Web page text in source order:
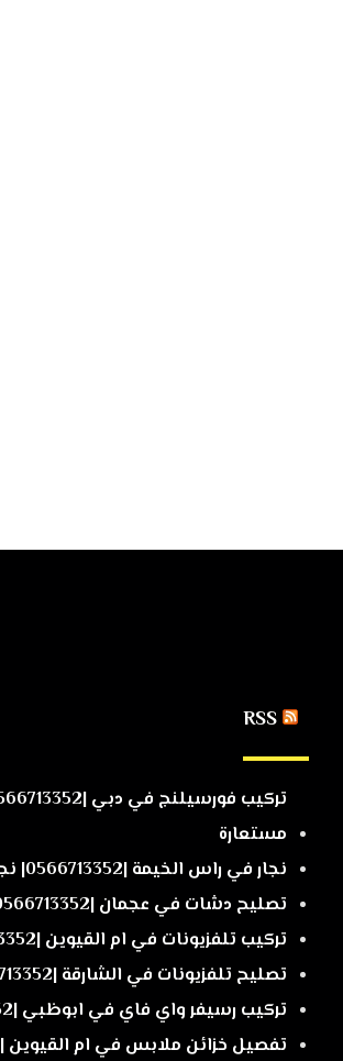
RSS
مستعارة
نجار في راس الخيمة |0566713352| نجار ممتاز
تصليح دشات في عجمان |0566713352
تركيب تلفزيونات في ام القيوين |0566713352
تصليح تلفزيونات في الشارقة |0566713352
تركيب رسيفر واي فاي في ابوظبي |0566713352
تفصيل خزائن ملابس في ام القيوين |0566713352